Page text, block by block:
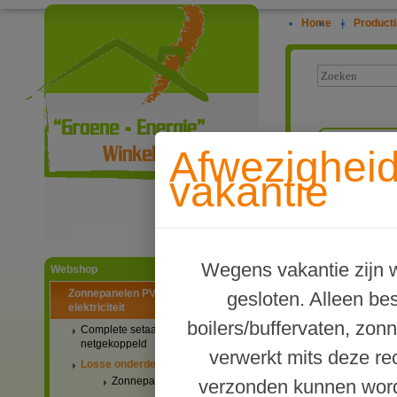
Webshop
Zonnepanelen PV-systemen
elektriciteit
Complete setaanbiedingen
netgekoppeld
Losse onderdelen
Zonnepanelen
Home |
vakantie
Wegens vakantie zijn
gesloten. Alleen
boilers/buffervaten,
verwerkt mits deze
verzonden kunnen